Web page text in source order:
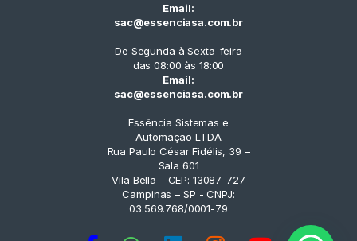
Email:
sac@essenciasa.com.br
De Segunda à Sexta-feira
das 08:00 às 18:00
Email:
sac@essenciasa.com.br
Essência Sistemas e
Automação LTDA
Rua Paulo César Fidélis, 39 –
Sala 601
Vila Bella – CEP: 13087-727
Campinas – SP - CNPJ:
03.569.768/0001-79